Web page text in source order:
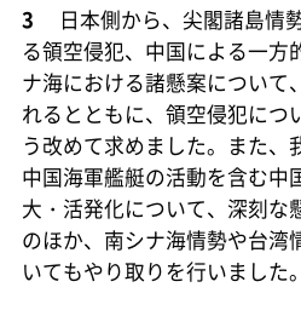
3
日本側から、尖閣諸島情
る領空侵犯、中国による一方
ナ海における諸懸案について
れるとともに、領空侵犯につ
う改めて求めました。また、
中国海軍艦艇の活動を含む中
大・活発化について、深刻な
のほか、南シナ海情勢や台湾
いてもやり取りを行いました。